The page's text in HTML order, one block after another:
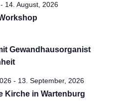
14. August, 2026
Gewandhausorganist
- 13. September, 2026
Kirche in Wartenburg